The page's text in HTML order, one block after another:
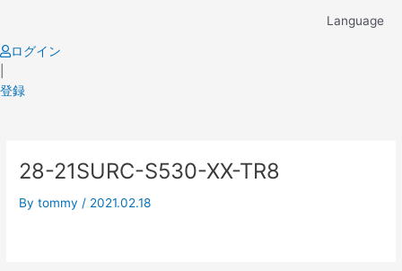
content
Language
ログイン
登録
28-21SURC-S530-XX-TR8
Bytommy / 2021.02.18
navigation